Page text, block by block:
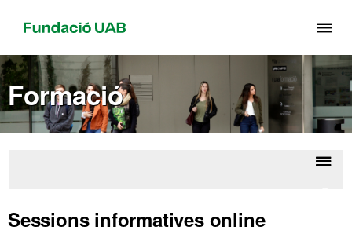
el
de
Formació
Sessions informatives online